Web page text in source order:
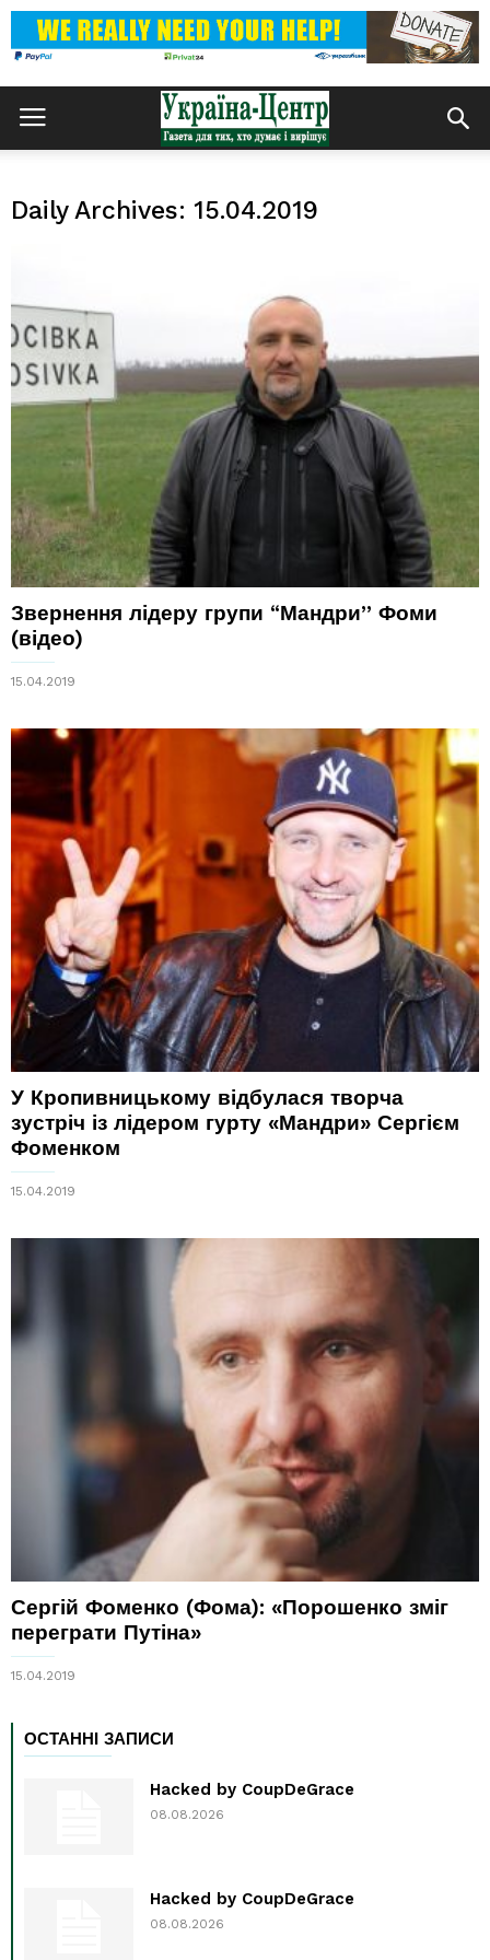
Daily Archives: 15.04.2019
Звернення лідеру групи “Мандри” Фоми
(відео)
15.04.2019
У Кропивницькому відбулася творча
зустріч із лідером гурту «Мандри» Сергієм
Фоменком
15.04.2019
Сергій Фоменко (Фома): «Порошенко зміг
переграти Путіна»
15.04.2019
ОСТАННІ ЗАПИСИ
Hacked by CoupDeGrace
08.08.2026
Hacked by CoupDeGrace
08.08.2026